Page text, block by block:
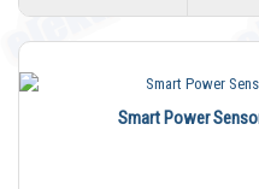
Smart Power